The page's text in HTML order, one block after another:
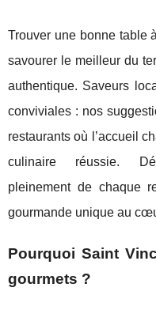
Trouver une bonne table
savourer le meilleur du
authentique. Saveurs
conviviales : nos
restaurants où l’accueil
culinaire réussie.
pleinement de chaque
gourmande unique au
Pourquoi Saint
gourmets ?